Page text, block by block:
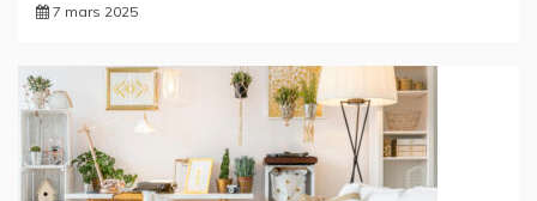
7 mars 2025